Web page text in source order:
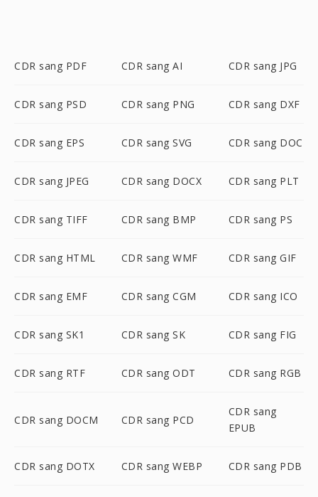
CDR sang PDF CDR sang AI CDR sang JPG
CDR sang PSD CDR sang PNG CDR sang DXF
CDR sang EPS CDR sang SVG CDR sang DOC
CDR sang JPEG CDR sang DOCX CDR sang PLT
CDR sang TIFF CDR sang BMP CDR sang PS
CDR sang HTML CDR sang WMF CDR sang GIF
CDR sang EMF CDR sang CGM CDR sang ICO
CDR sang SK1 CDR sang SK CDR sang FIG
CDR sang RTF CDR sang ODT CDR sang RGB
CDR sang DOCM CDR sang PCD
CDR sang
EPUB
CDR sang DOTX CDR sang WEBP CDR sang PDB